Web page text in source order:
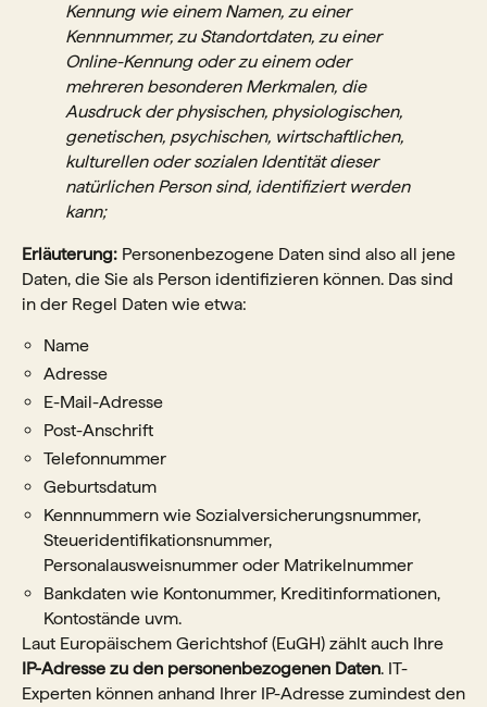
Kennung wie einem Namen, zu einer
Kennnummer, zu Standortdaten, zu einer
Online-Kennung oder zu einem oder
mehreren besonderen Merkmalen, die
Ausdruck der physischen, physiologischen,
genetischen, psychischen, wirtschaftlichen,
kulturellen oder sozialen Identität dieser
natürlichen Person sind, identifiziert werden
kann;
Erläuterung: Personenbezogene Daten sind also all jene
Daten, die Sie als Person identifizieren können. Das sind
in der Regel Daten wie etwa:
Name
Adresse
E-Mail-Adresse
Post-Anschrift
Telefonnummer
Geburtsdatum
Kennnummern wie Sozialversicherungsnummer,
Steueridentifikationsnummer,
Personalausweisnummer oder Matrikelnummer
Bankdaten wie Kontonummer, Kreditinformationen,
Kontostände uvm.
Laut Europäischem Gerichtshof (EuGH) zählt auch Ihre
IP-Adresse zu den personenbezogenen Daten. IT-
Experten können anhand Ihrer IP-Adresse zumindest den